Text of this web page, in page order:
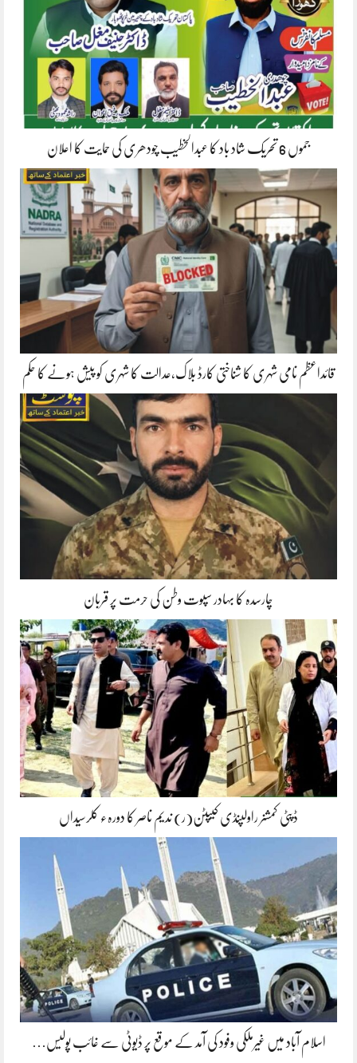
جموں 6 تحریک شاد باد کا عبدالخطیب چودھری کی حمایت کا اعلان
قائداعظم نامی شہری کا شناختی کارڈ بلاک،عدالت کا شہری کو پیش ہونے کا حکم
چارسدہ کا بہادر سپوت وطن کی حرمت پر قربان
ڈپٹی کمشنر راولپنڈی کیپٹن(ر) ندیم ناصر کا دورہء کلرسیداں
اسلام آباد میں غیرملکی وفود کی آمد کے موقع پر ڈیوٹی سے غائب پولیس…